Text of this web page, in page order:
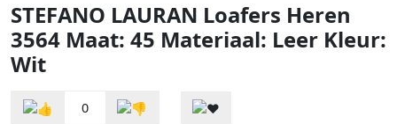
STEFANO LAURAN Loafers Heren
3564 Maat: 45 Materiaal: Leer Kleur:
Wit
0